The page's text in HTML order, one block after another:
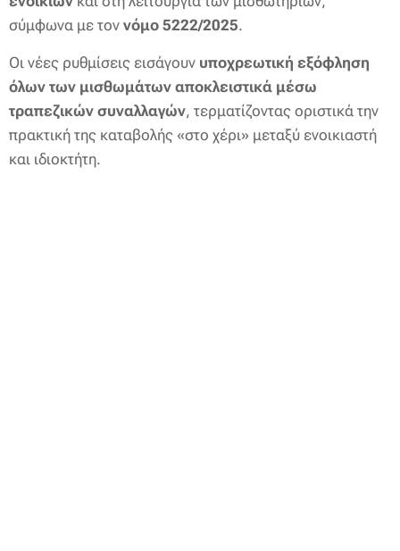
σύμφωνα με τον νόμο 5222/2025.
Οι νέες ρυθμίσεις εισάγουν υποχρεωτική εξόφληση
όλων των μισθωμάτων αποκλειστικά μέσω
τραπεζικών συναλλαγών, τερματίζοντας οριστικά την
πρακτική της καταβολής «στο χέρι» μεταξύ ενοικιαστή
και ιδιοκτήτη.